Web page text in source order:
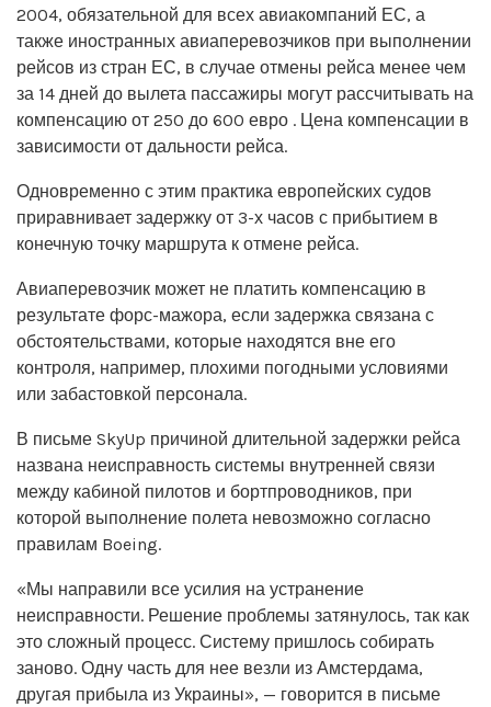
2004, обязательной для всех авиакомпаний ЕС, а
также иностранных авиаперевозчиков при выполнении
рейсов из стран ЕС, в случае отмены рейса менее чем
за 14 дней до вылета пассажиры могут рассчитывать на
компенсацию от 250 до 600 евро . Цена компенсации в
зависимости от дальности рейса.
Одновременно с этим практика европейских судов
приравнивает задержку от 3-х часов с прибытием в
конечную точку маршрута к отмене рейса.
Авиаперевозчик может не платить компенсацию в
результате форс-мажора, если задержка связана с
обстоятельствами, которые находятся вне его
контроля, например, плохими погодными условиями
или забастовкой персонала.
В письме SkyUp причиной длительной задержки рейса
названа неисправность системы внутренней связи
между кабиной пилотов и бортпроводников, при
которой выполнение полета невозможно согласно
правилам Boeing.
«Мы направили все усилия на устранение
неисправности. Решение проблемы затянулось, так как
это сложный процесс. Систему пришлось собирать
заново. Одну часть для нее везли из Амстердама,
другая прибыла из Украины», — говорится в письме